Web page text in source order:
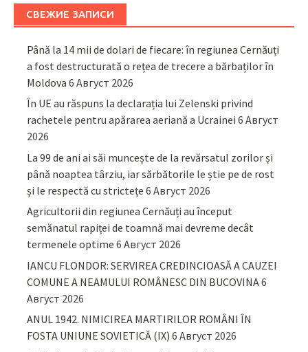
СВЕЖИЕ ЗАПИСИ
Până la 14 mii de dolari de fiecare: în regiunea Cernăuți
a fost destructurată o rețea de trecere a bărbaților în
Moldova 6 Август 2026
În UE au răspuns la declarația lui Zelenski privind
rachetele pentru apărarea aeriană a Ucrainei 6 Август
2026
La 99 de ani ai săi muncește de la revărsatul zorilor și
până noaptea târziu, iar sărbătorile le știe pe de rost
și le respectă cu strictețe 6 Август 2026
Agricultorii din regiunea Cernăuți au început
semănatul rapiței de toamnă mai devreme decât
termenele optime 6 Август 2026
IANCU FLONDOR: SERVIREA CREDINCIOASĂ A CAUZEI
COMUNE A NEAMULUI ROMÂNESC DIN BUCOVINA6
Август 2026
ANUL 1942. NIMICIREA MARTIRILOR ROMÂNI ÎN
FOSTA UNIUNE SOVIETICĂ (IX) 6 Август 2026